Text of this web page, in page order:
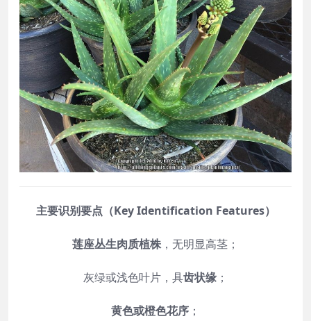
主要识别要点（Key Identification Features）
莲座丛生肉质植株，无明显高茎；
灰绿或浅色叶片，具齿状缘 ；
黄色或橙色花序 ；